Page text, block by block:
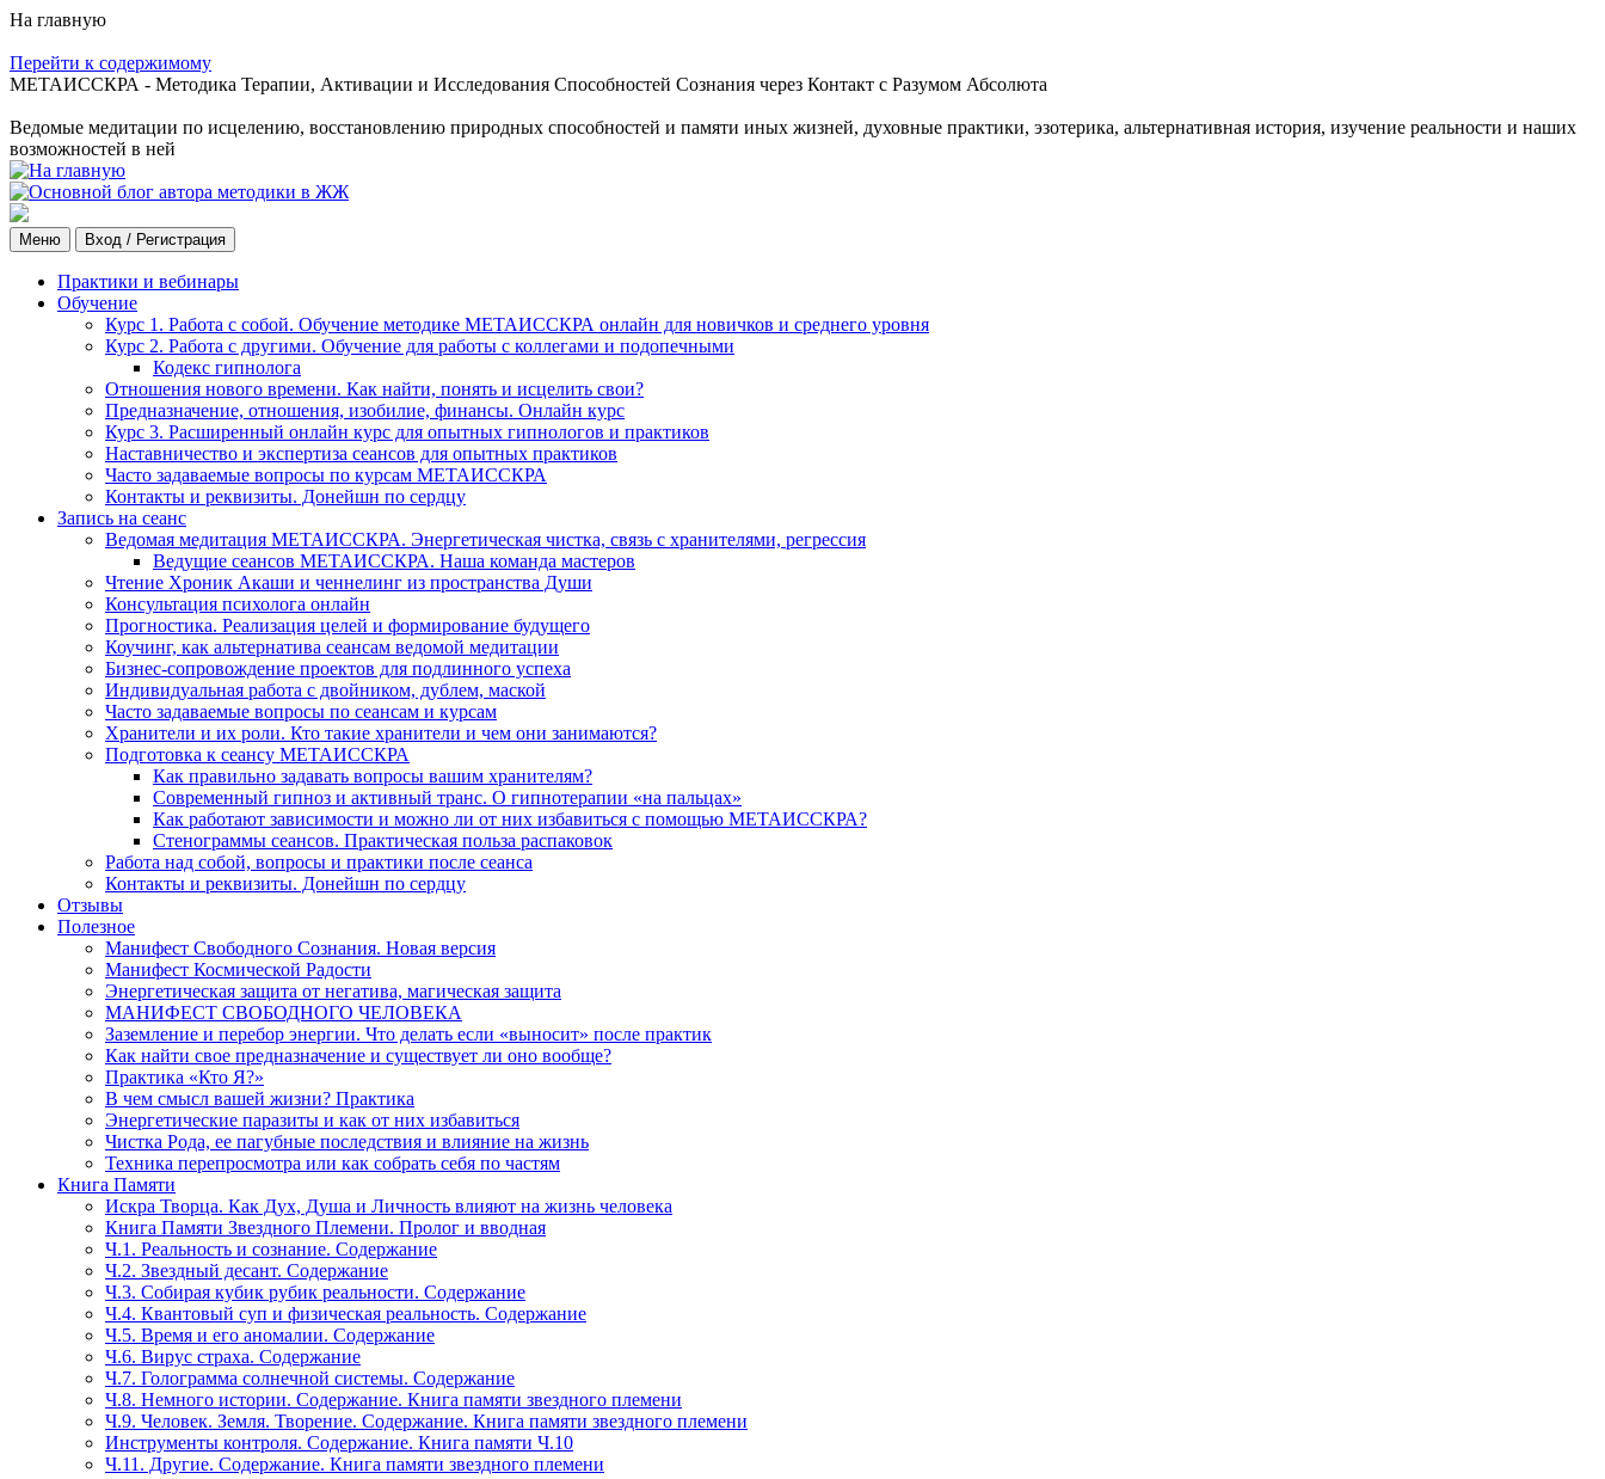
На главную
Перейти к содержимому
МЕТАИССКРА - Методика Терапии, Активации и Исследования Способностей Сознания через Контакт с Разумом Абсолюта
Ведомые медитации по исцелению, восстановлению природных способностей и памяти иных жизней, духовные практики, эзотерика, альтернативная история, изучение реальности и наших
возможностей в ней
Меню Вход / Регистрация
Практики и вебинары
Обучение
Курс 1. Работа с собой. Обучение методике МЕТАИССКРА онлайн для новичков и среднего уровня
Курс 2. Работа с другими. Обучение для работы с коллегами и подопечными
Кодекс гипнолога
Отношения нового времени. Как найти, понять и исцелить свои?
Предназначение, отношения, изобилие, финансы. Онлайн курс
Курс 3. Расширенный онлайн курс для опытных гипнологов и практиков
Наставничество и экспертиза сеансов для опытных практиков
Часто задаваемые вопросы по курсам МЕТАИССКРА
Контакты и реквизиты. Донейшн по сердцу
Запись на сеанс
Ведомая медитация МЕТАИССКРА. Энергетическая чистка, связь с хранителями, регрессия
Ведущие сеансов МЕТАИССКРА. Наша команда мастеров
Чтение Хроник Акаши и ченнелинг из пространства Души
Консультация психолога онлайн
Прогностика. Реализация целей и формирование будущего
Коучинг, как альтернатива сеансам ведомой медитации
Бизнес-сопровождение проектов для подлинного успеха
Индивидуальная работа с двойником, дублем, маской
Часто задаваемые вопросы по сеансам и курсам
Хранители и их роли. Кто такие хранители и чем они занимаются?
Подготовка к сеансу МЕТАИССКРА
Как правильно задавать вопросы вашим хранителям?
Современный гипноз и активный транс. О гипнотерапии «на пальцах»
Как работают зависимости и можно ли от них избавиться с помощью МЕТАИССКРА?
Стенограммы сеансов. Практическая польза распаковок
Работа над собой, вопросы и практики после сеанса
Контакты и реквизиты. Донейшн по сердцу
Отзывы
Полезное
Манифест Свободного Сознания. Новая версия
Манифест Космической Радости
Энергетическая защита от негатива, магическая защита
МАНИФЕСТ СВОБОДНОГО ЧЕЛОВЕКА
Заземление и перебор энергии. Что делать если «выносит» после практик
Как найти свое предназначение и существует ли оно вообще?
Практика «Кто Я?»
В чем смысл вашей жизни? Практика
Энергетические паразиты и как от них избавиться
Чистка Рода, ее пагубные последствия и влияние на жизнь
Техника перепросмотра или как собрать себя по частям
Книга Памяти
Искра Творца. Как Дух, Душа и Личность влияют на жизнь человека
Книга Памяти Звездного Племени. Пролог и вводная
Ч.1. Реальность и сознание. Содержание
Ч.2. Звездный десант. Содержание
Ч.3. Собирая кубик рубик реальности. Содержание
Ч.4. Квантовый суп и физическая реальность. Содержание
Ч.5. Время и его аномалии. Содержание
Ч.6. Вирус страха. Содержание
Ч.7. Голограмма солнечной системы. Содержание
Ч.8. Немного истории. Содержание. Книга памяти звездного племени
Ч.9. Человек. Земля. Творение. Содержание. Книга памяти звездного племени
Инструменты контроля. Содержание. Книга памяти Ч.10
Ч.11. Другие. Содержание. Книга памяти звездного племени